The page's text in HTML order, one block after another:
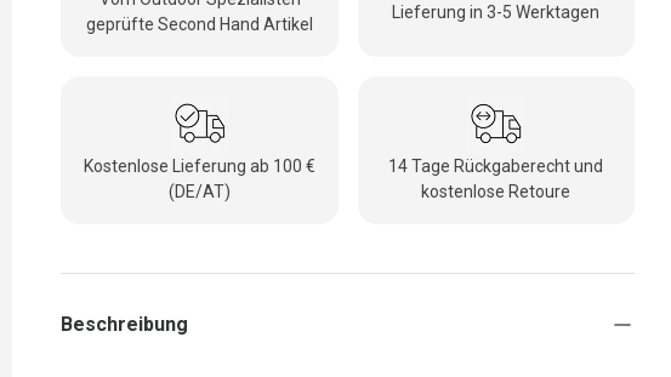
geprüfte Second Hand Artikel
Lieferung in 3-5 Werktagen
Kostenlose Lieferung ab 100 €
(DE/AT)
14 Tage Rückgaberecht und
kostenlose Retoure
Beschreibung